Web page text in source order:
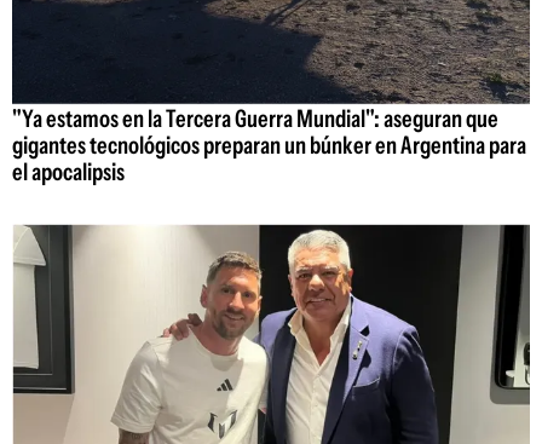
"Ya estamos en la Tercera Guerra Mundial": aseguran que
gigantes tecnológicos preparan un búnker en Argentina para
el apocalipsis